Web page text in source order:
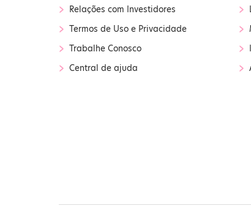
› Relações com Investidores
› Termos de Uso e Privacidade
› Trabalhe Conosco
› Central de ajuda
›
›
›
›